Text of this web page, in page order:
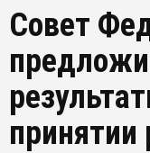
Совет